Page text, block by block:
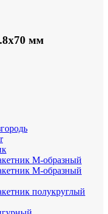
мм
М-образный
М-образный
полукруглый